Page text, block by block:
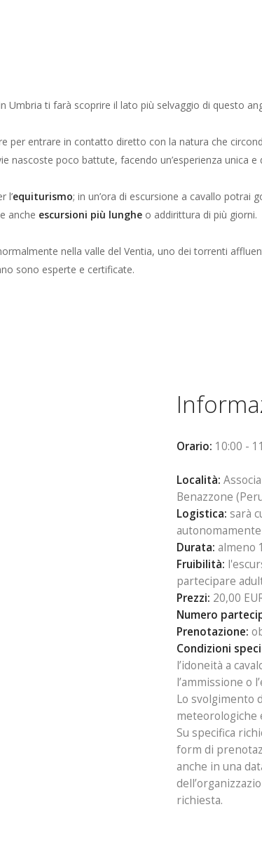
Umbria ti farà scoprire il lato più selvaggio di questo
per entrare in contatto diretto con la natura che
nascoste poco battute, facendo un’esperienza unica e
l’equiturismo; in un’ora di escursione a cavallo potrai
anche escursioni più lunghe o addirittura di più giorni.
nella valle del Ventia, uno dei torrenti
sono esperte e certificate.
Orario: 10:00 -
Località:
Benazzone
Logistica: sarà
Durata: almeno
Fruibilità:
partecipare
Prezzi: 20,00
Numero
Prenotazione:
Condizioni
l’idoneità a
l’ammissione o
Lo svolgimento
meteorologiche
Su specifica
form di
anche in una
richiesta.